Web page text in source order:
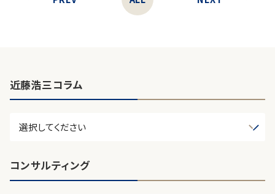
近藤浩三コラム
コンサルティング